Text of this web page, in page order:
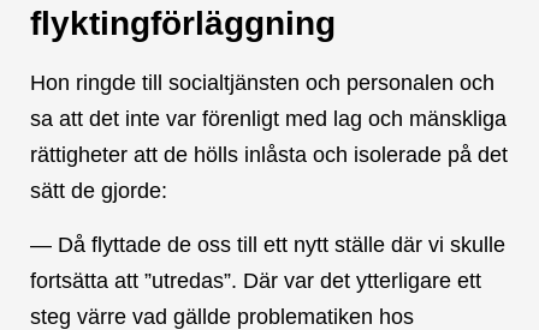
flyktingförläggning
Hon ringde till socialtjänsten och personalen och
sa att det inte var förenligt med lag och mänskliga
rättigheter att de hölls inlåsta och isolerade på det
sätt de gjorde:
— Då flyttade de oss till ett nytt ställe där vi skulle
fortsätta att ”utredas”. Där var det ytterligare ett
steg värre vad gällde problematiken hos